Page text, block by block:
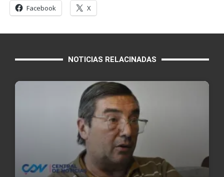
Facebook X
NOTICIAS RELACINADAS